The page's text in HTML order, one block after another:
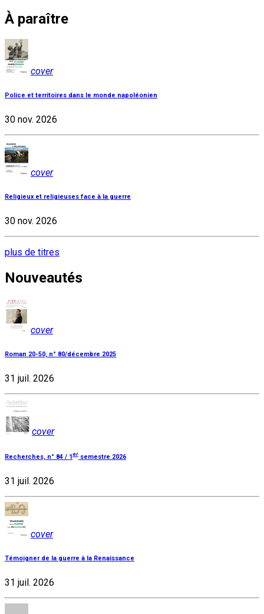
À paraître
cover
Police et territoires dans le monde napoléonien
30 nov. 2026
cover
Religieux et religieuses face à la guerre
30 nov. 2026
plus de titres
Nouveautés
cover
Roman 20-50, n° 80/décembre 2025
31 juil. 2026
cover
Recherches, n° 84 / 1 er semestre 2026
31 juil. 2026
cover
Témoigner de la guerre à la Renaissance
31 juil. 2026